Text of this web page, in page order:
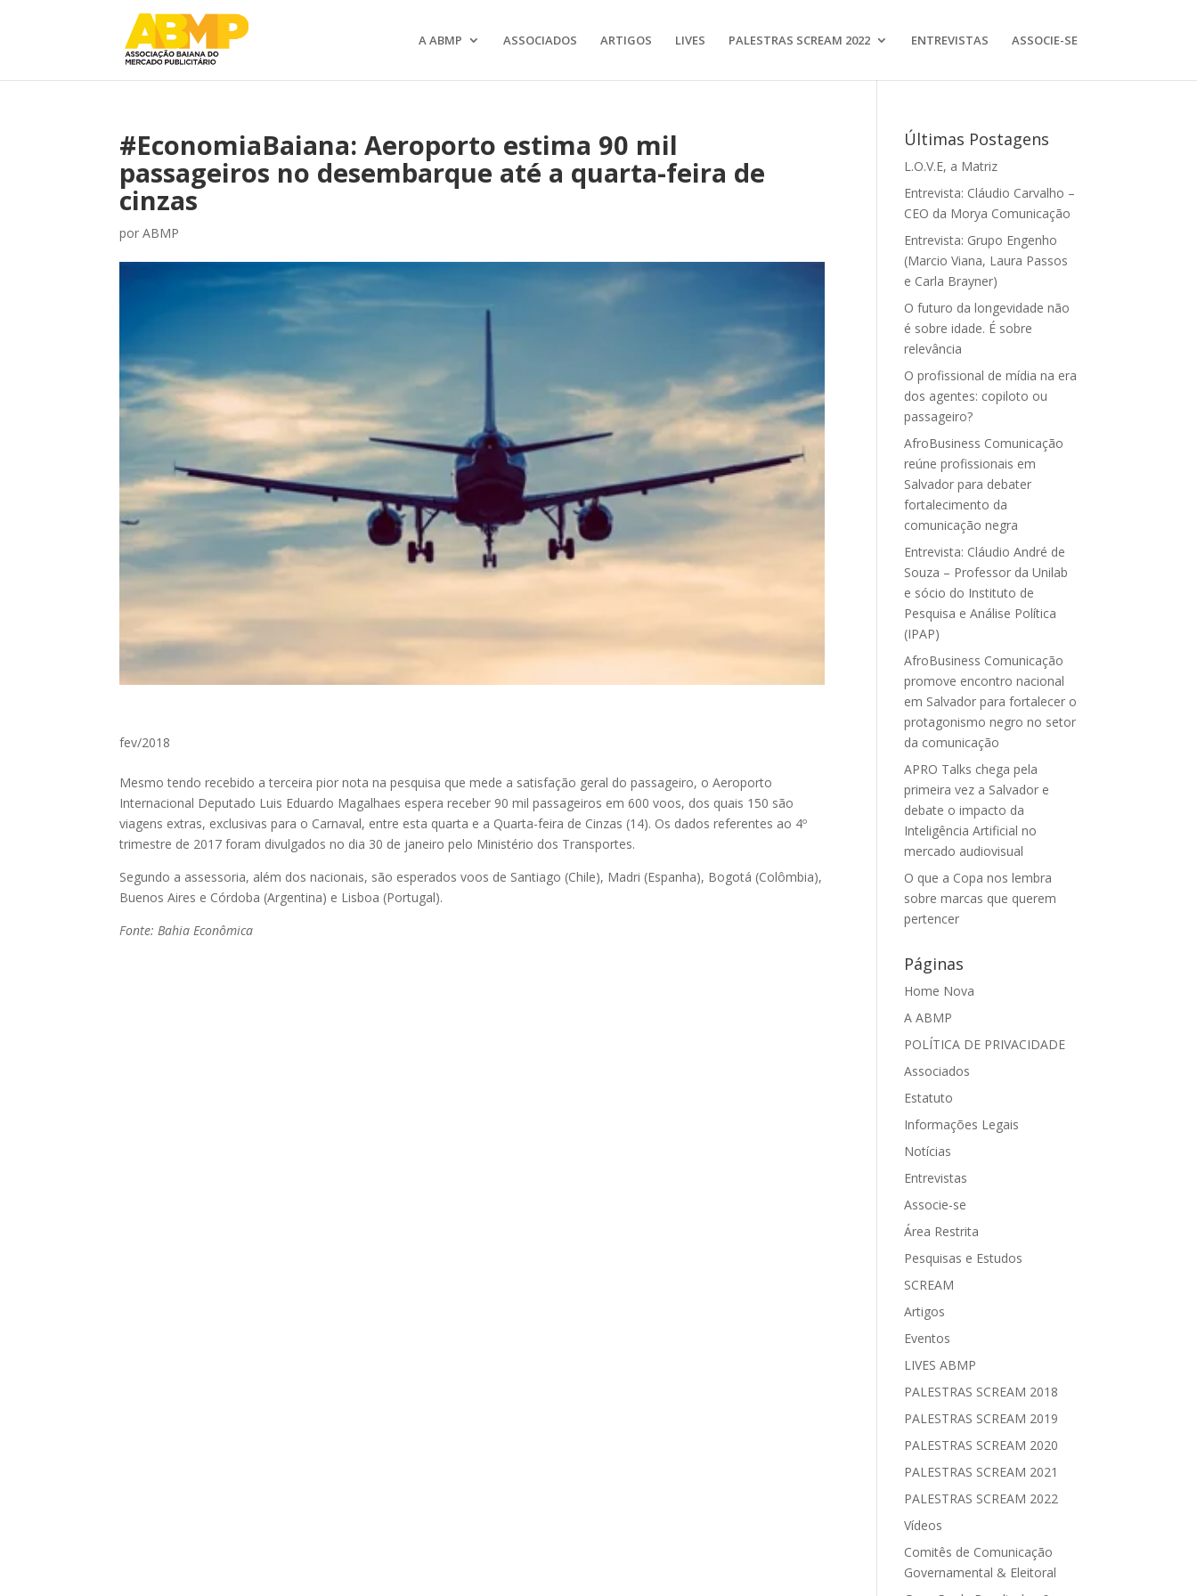
A ABMP ASSOCIADOS ARTIGOS LIVES PALESTRAS SCREAM 2022 ENTREVISTAS ASSOCIE-SE
#EconomiaBaiana: Aeroporto estima 90 mil
passageiros no desembarque até a quarta-feira de
cinzas
porABMP
fev/2018
Mesmo tendo recebido a terceira pior nota na pesquisa que mede a satisfação geral do passageiro, o Aeroporto
Internacional Deputado Luis Eduardo Magalhaes espera receber 90 mil passageiros em 600 voos, dos quais 150 são
viagens extras, exclusivas para o Carnaval, entre esta quarta e a Quarta-feira de Cinzas (14). Os dados referentes ao 4º
trimestre de 2017 foram divulgados no dia 30 de janeiro pelo Ministério dos Transportes.
Segundo a assessoria, além dos nacionais, são esperados voos de Santiago (Chile), Madri (Espanha), Bogotá (Colômbia),
Buenos Aires e Córdoba (Argentina) e Lisboa (Portugal).
Fonte: Bahia Econômica
Últimas Postagens
L.O.V.E, a Matriz
Entrevista: Cláudio Carvalho –
CEO da Morya Comunicação
Entrevista: Grupo Engenho
(Marcio Viana, Laura Passos
e Carla Brayner)
O futuro da longevidade não
é sobre idade. É sobre
relevância
O profissional de mídia na era
dos agentes: copiloto ou
passageiro?
AfroBusiness Comunicação
reúne profissionais em
Salvador para debater
fortalecimento da
comunicação negra
Entrevista: Cláudio André de
Souza – Professor da Unilab
e sócio do Instituto de
Pesquisa e Análise Política
(IPAP)
AfroBusiness Comunicação
promove encontro nacional
em Salvador para fortalecer o
protagonismo negro no setor
da comunicação
APRO Talks chega pela
primeira vez a Salvador e
debate o impacto da
Inteligência Artificial no
mercado audiovisual
O que a Copa nos lembra
sobre marcas que querem
pertencer
Páginas
Home Nova
A ABMP
POLÍTICA DE PRIVACIDADE
Associados
Estatuto
Informações Legais
Notícias
Entrevistas
Associe-se
Área Restrita
Pesquisas e Estudos
SCREAM
Artigos
Eventos
LIVES ABMP
PALESTRAS SCREAM 2018
PALESTRAS SCREAM 2019
PALESTRAS SCREAM 2020
PALESTRAS SCREAM 2021
PALESTRAS SCREAM 2022
Vídeos
Comitês de Comunicação
Governamental & Eleitoral